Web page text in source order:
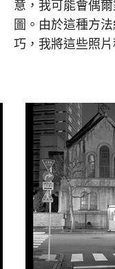
意，我可能會偶
圖。由於這種方
巧，我將這些照